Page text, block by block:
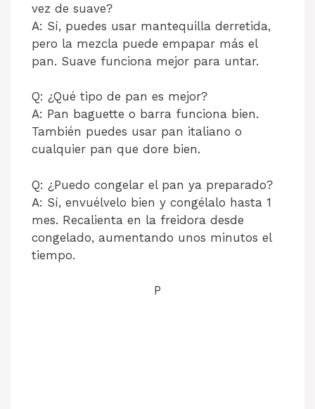
vez de suave?
A: Sí, puedes usar mantequilla derretida,
pero la mezcla puede empapar más el
pan. Suave funciona mejor para untar.
Q: ¿Qué tipo de pan es mejor?
A: Pan baguette o barra funciona bien.
También puedes usar pan italiano o
cualquier pan que dore bien.
Q: ¿Puedo congelar el pan ya preparado?
A: Sí, envuélvelo bien y congélalo hasta 1
mes. Recalienta en la freidora desde
congelado, aumentando unos minutos el
tiempo.
P